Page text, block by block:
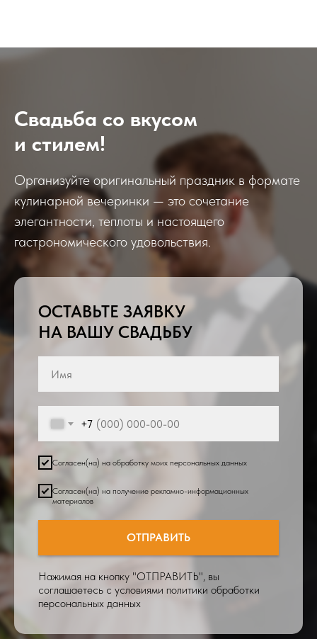
Свадьба со вкусом
и стилем!
Организуйте оригинальный праздник в формате
кулинарной вечеринки — это сочетание
элегантности, теплоты и настоящего
гастрономического удовольствия.
ОСТАВЬТЕ ЗАЯВКУ
НА ВАШУ СВАДЬБУ
+7
Согласен(на) на обработку моих персональных данных
Согласен(на) на получение рекламно-информационных
материалов
ОТПРАВИТЬ
Нажимая на кнопку "ОТПРАВИТЬ", вы
соглашаетесь с условиями политики обработки
персональных данных